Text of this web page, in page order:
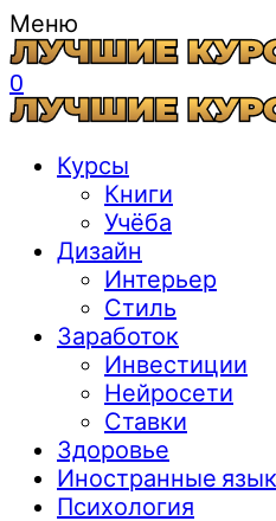
Меню
0
Курсы
Книги
Учёба
Дизайн
Интерьер
Стиль
Заработок
Инвестиции
Нейросети
Ставки
Здоровье
Иностранные
Психология